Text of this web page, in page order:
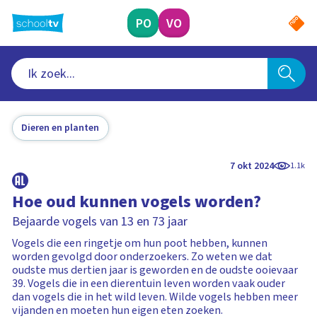
naar
hoofdinhoud
PO VO
Dieren en planten
7 okt 2024 1.1k
Hoe oud kunnen vogels worden?
Bejaarde vogels van 13 en 73 jaar
Vogels die een ringetje om hun poot hebben, kunnen
worden gevolgd door onderzoekers. Zo weten we dat
oudste mus dertien jaar is geworden en de oudste ooievaar
39. Vogels die in een dierentuin leven worden vaak ouder
dan vogels die in het wild leven. Wilde vogels hebben meer
vijanden en moeten hun eigen eten zoeken.